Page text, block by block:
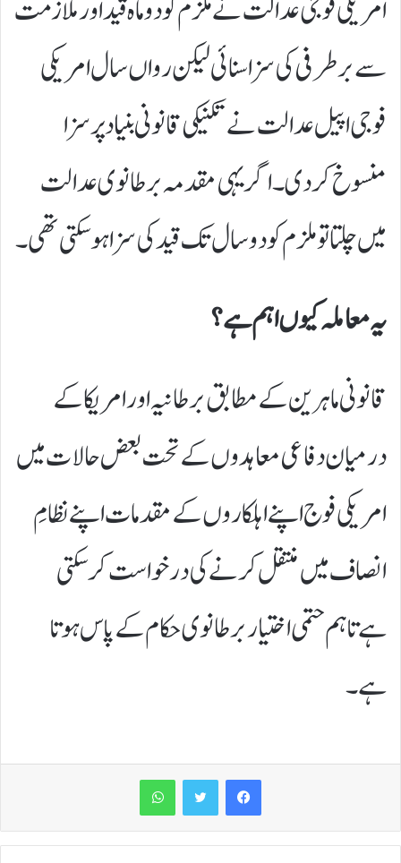
امریکی فوجی عدالت نے ملزم کو دو ماہ قید اور ملازمت
سے برطرفی کی سزا سنائی لیکن رواں سال امریکی
فوجی اپیل عدالت نے تکنیکی قانونی بنیاد پر سزا
منسوخ کر دی۔ اگر یہی مقدمہ برطانوی عدالت
میں چلتا تو ملزم کو دو سال تک قید کی سزا ہو سکتی تھی۔
یہ معاملہ کیوں اہم ہے؟
قانونی ماہرین کے مطابق برطانیہ اور امریکا کے
درمیان دفاعی معاہدوں کے تحت بعض حالات میں
امریکی فوج اپنے اہلکاروں کے مقدمات اپنے نظامِ
انصاف میں منتقل کرنے کی درخواست کر سکتی
ہے تاہم حتمی اختیار برطانوی حکام کے پاس ہوتا
ہے۔
WhatsApp